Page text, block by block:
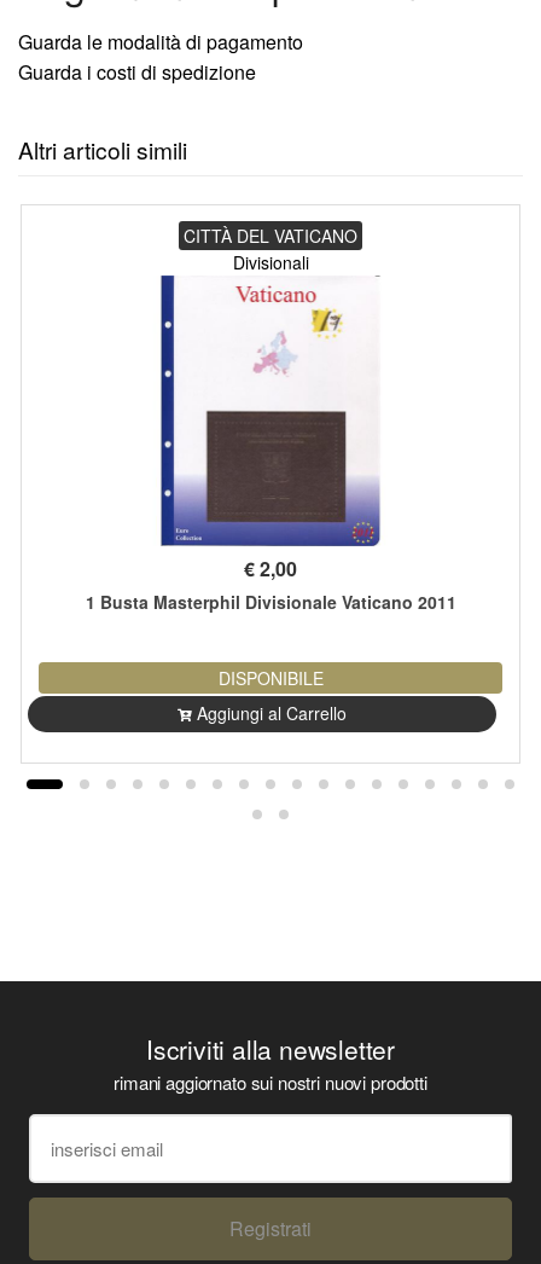
Guarda le modalità di pagamento
Guarda i costi di spedizione
Altri articoli simili
CITTÀ DEL VATICANO
Divisionali
€2,00
1 Busta Masterphil Divisionale Vaticano 2011
DISPONIBILE
Aggiungi al Carrello
Iscriviti alla newsletter
rimani aggiornato sui nostri nuovi prodotti
Registrati